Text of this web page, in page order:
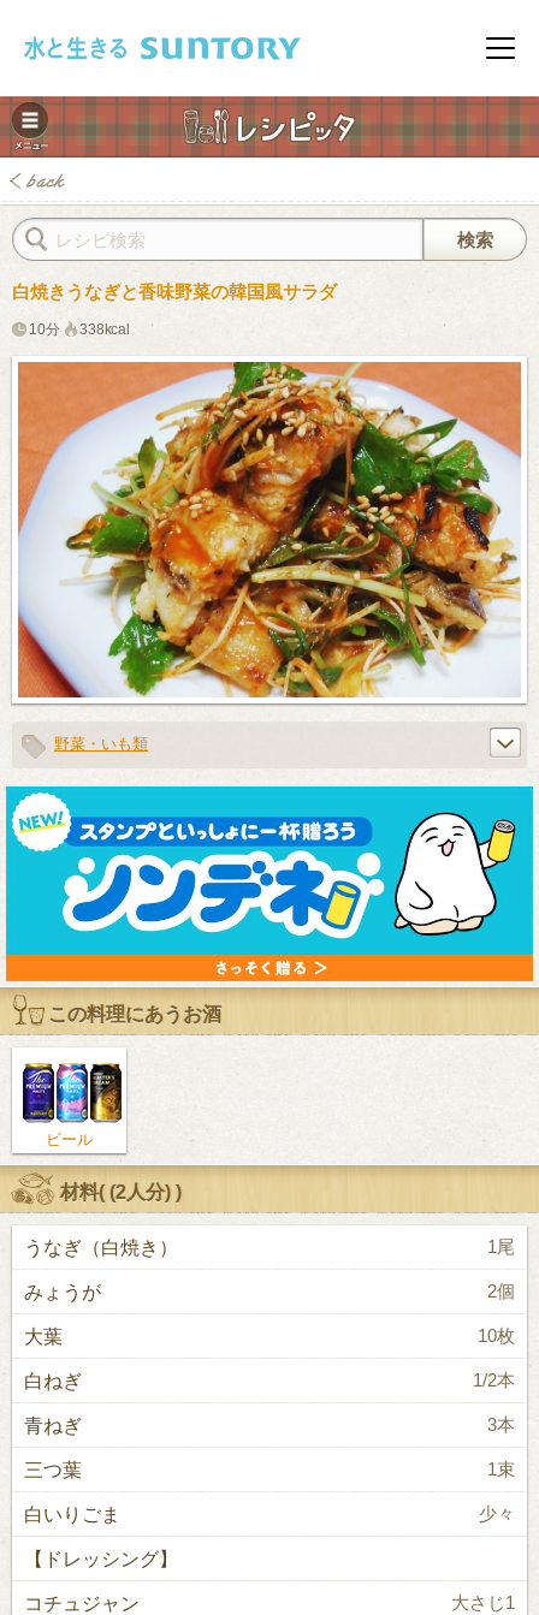
メニ
レシピ
白焼きうなぎと香味野菜の韓国風サラダ
10分 338kcal
野菜・いも類
この料理にあうお酒
ビール
材料((2人分) )
うなぎ（白焼き） 1尾
みょうが 2個
大葉 10枚
白ねぎ 1/2本
青ねぎ 3本
三つ葉 1束
白いりごま 少々
【ドレッシング】
コチュジャン 大さじ1